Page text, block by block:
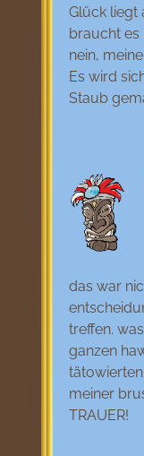
Glück liegt
braucht es
nein,
Es wird
Staub
das war
treffen.
ganzen
meiner
TRAUER!